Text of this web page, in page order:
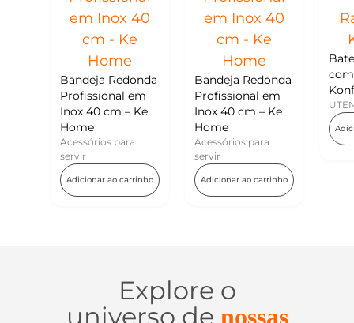
Redonda
em
40 cm – Ke
ao carrinho
Bandeja Redonda
Profissional em
Inox 40 cm – Ke
Acessórios para
Adicionar ao carrinho
Batedor de Ovos
com Raspador –
Konfektt
UTENSÍLIOS
Adicionar ao carrinho
Explore o
universo de nossas